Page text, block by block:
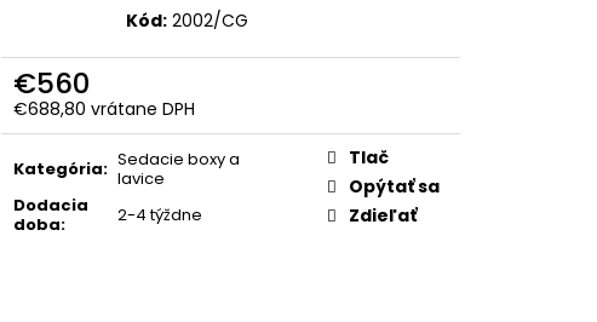
Kód: 2002/CG
€560
€688,80 vrátane DPH
Jednotková
Kategória: Sedacie boxy a
lavice
Dodacia
doba: 2-4 týždne
Tlač
Opýtať sa
Zdieľať